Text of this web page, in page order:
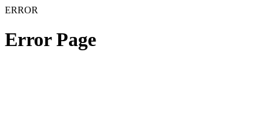
ERROR
Error Page